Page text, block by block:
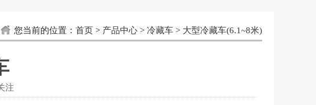
您当前的位置： 首页 > 产品中心 > 冷藏车 > 大型冷藏车(6.1~8米)
注